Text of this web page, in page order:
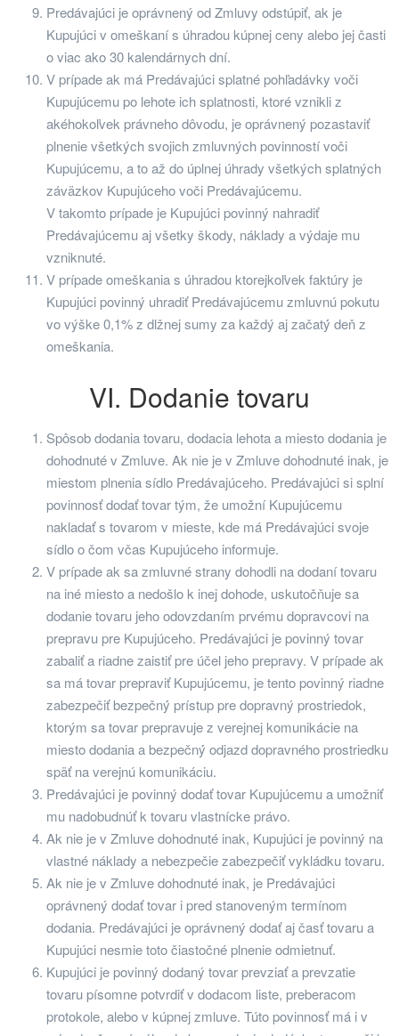
Predávajúci je oprávnený od Zmluvy odstúpiť, ak je
Kupujúci v omeškaní s úhradou kúpnej ceny alebo jej časti
o viac ako 30 kalendárnych dní.
V prípade ak má Predávajúci splatné pohľadávky voči
Kupujúcemu po lehote ich splatnosti, ktoré vznikli z
akéhokoľvek právneho dôvodu, je oprávnený pozastaviť
plnenie všetkých svojich zmluvných povinností voči
Kupujúcemu, a to až do úplnej úhrady všetkých splatných
záväzkov Kupujúceho voči Predávajúcemu.
V takomto prípade je Kupujúci povinný nahradiť
Predávajúcemu aj všetky škody, náklady a výdaje mu
vzniknuté.
V prípade omeškania s úhradou ktorejkoľvek faktúry je
Kupujúci povinný uhradiť Predávajúcemu zmluvnú pokutu
vo výške 0,1% z dlžnej sumy za každý aj začatý́ deň z
omeškania.
VI. Dodanie tovaru
Spôsob dodania tovaru, dodacia lehota a miesto dodania je
dohodnuté v Zmluve. Ak nie je v Zmluve dohodnuté inak, je
miestom plnenia sídlo Predávajúceho. Predávajúci si splní
povinnosť dodať tovar tým, že umožní Kupujúcemu
nakladať s tovarom v mieste, kde má Predávajúci svoje
sídlo o čom včas Kupujúceho informuje.
V prípade ak sa zmluvné strany dohodli na dodaní tovaru
na iné miesto a nedošlo k inej dohode, uskutočňuje sa
dodanie tovaru jeho odovzdaním prvému dopravcovi na
prepravu pre Kupujúceho. Predávajúci je povinný tovar
zabaliť a riadne zaistiť pre účel jeho prepravy. V prípade ak
sa má tovar prepraviť Kupujúcemu, je tento povinný riadne
zabezpečiť bezpečný́ prístup pre dopravný prostriedok,
ktorým sa tovar prepravuje z verejnej komunikácie na
miesto dodania a bezpečný́ odjazd dopravného prostriedku
späť na verejnú komunikáciu.
Predávajúci je povinný dodať tovar Kupujúcemu a umožniť
mu nadobudnúť k tovaru vlastnícke právo.
Ak nie je v Zmluve dohodnuté inak, Kupujúci je povinný na
vlastné náklady a nebezpečie zabezpečiť vykládku tovaru.
Ak nie je v Zmluve dohodnuté inak, je Predávajúci
oprávnený dodať tovar i pred stanoveným termínom
dodania. Predávajúci je oprávnený dodať aj časť tovaru a
Kupujúci nesmie toto čiastočné plnenie odmietnuť.
Kupujúci je povinný dodaný tovar prevziať a prevzatie
tovaru písomne potvrdiť v dodacom liste, preberacom
protokole, alebo v kúpnej zmluve. Túto povinnosť má i v